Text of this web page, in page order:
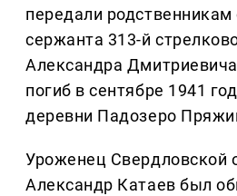
передали родственникам
сержанта 313-й
Александра
погиб в сентябре 1941
деревни Падозеро
Уроженец Свердловской
Александр Катаев был